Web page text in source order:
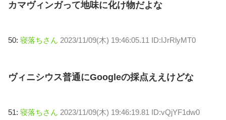
カマヴィンガって地味に化け物だよな
50: 寝落ちさん 2023/11/09(木) 19:46:05.11 ID:IJrRlyMT0
ヴィニシウス普通にGoogleの採点ええけどな
51: 寝落ちさん 2023/11/09(木) 19:46:19.81 ID:vQjYF1dw0